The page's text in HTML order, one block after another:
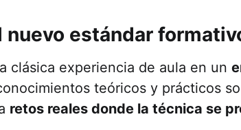
estándar
clásica experiencia de aula en un
teóricos y prácticos
retos reales donde la técnica se